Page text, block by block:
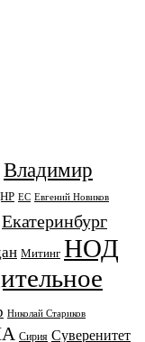
Владимир
ЕС Евгений Новиков
Екатеринбург
Митинг НОД
Николай Стариков
Сирия Суверенитет